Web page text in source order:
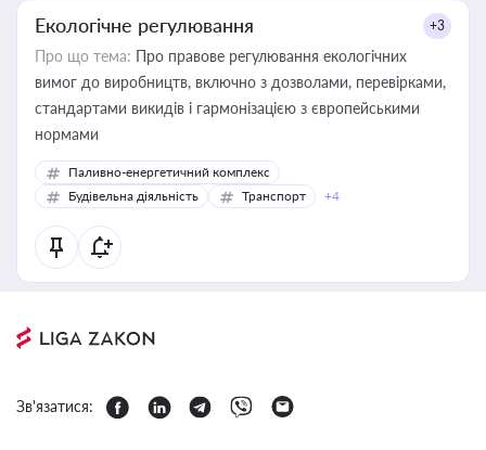
Екологічне регулювання +3
Про що тема: Про правове регулювання екологічних
вимог до виробництв, включно з дозволами, перевірками,
стандартами викидів і гармонізацією з європейськими
нормами
Паливно-енергетичний комплекс
Будівельна діяльність
Транспорт +4
Зв'язатися: